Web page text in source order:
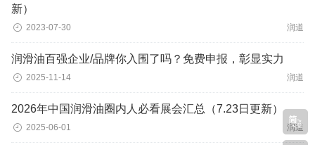
新）
2023-07-30 润道
润滑油百强企业/品牌你入围了吗？免费申报，彰显实力
2025-11-14 润道
2026年中国润滑油圈内人必看展会汇总（7.23日更新）
2025-06-01 润道